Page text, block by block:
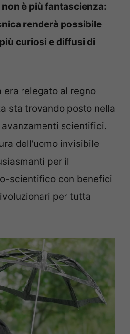
non è più fantascienza:
renderà possibile
curiosi e diffusi di
era relegato al regno
sta trovando posto nella
scientifici.
dell’uomo invisibile
per il
scientifico con benefici
per tutta